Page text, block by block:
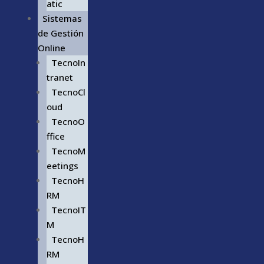
atic
Sistemas
de Gestión
Online
TecnoIn
tranet
TecnoCl
oud
TecnoO
ffice
TecnoM
eetings
TecnoH
RM
TecnoIT
M
TecnoH
RM